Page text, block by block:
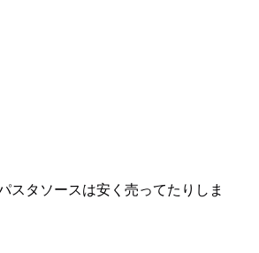
スタソースは安く売ってたりしま